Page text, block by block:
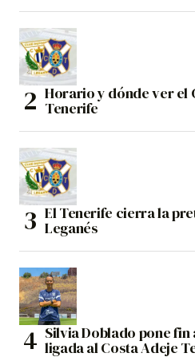
Horario y dónde ver el
Tenerife
El Tenerife cierra la
Leganés
Silvia Doblado pone
ligada al Costa Adeje